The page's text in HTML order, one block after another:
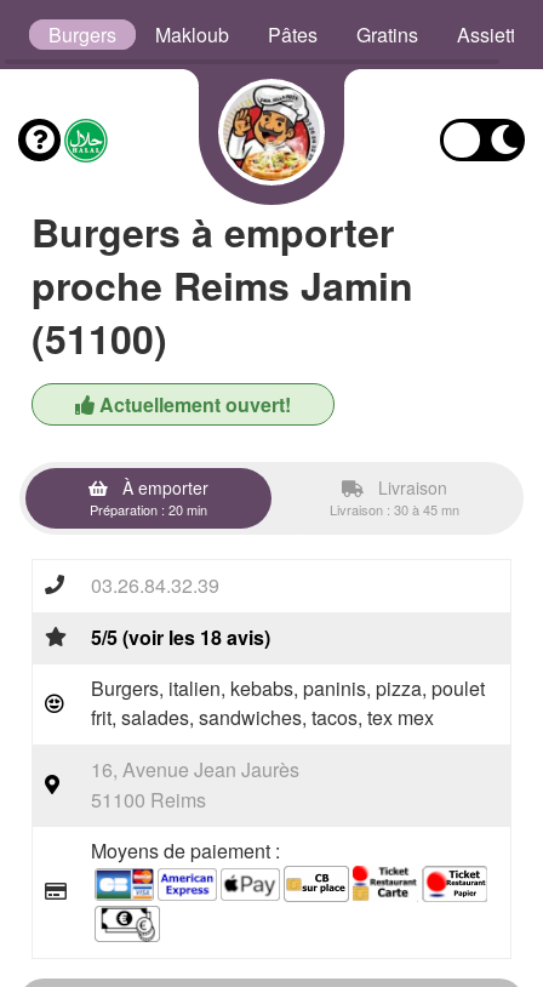
Burgers Makloub Pâtes Gratins Assiettes
Burgers à emporter
proche Reims Jamin
(51100)
Actuellement ouvert!
À emporter
Préparation : 20 min
Livraison
Livraison : 30 à 45 mn
03.26.84.32.39
5/5 (voir les 18 avis)
Burgers, italien, kebabs, paninis, pizza, poulet
frit, salades, sandwiches, tacos, tex mex
16, Avenue Jean Jaurès
51100 Reims
Moyens de paiement :